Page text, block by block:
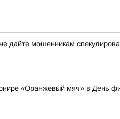
дайте мошенникам
«Оранжевый мяч» в День